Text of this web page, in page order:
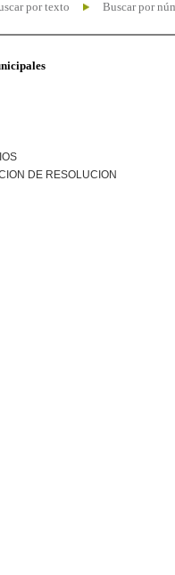
por texto Buscar por
DE RESOLUCION